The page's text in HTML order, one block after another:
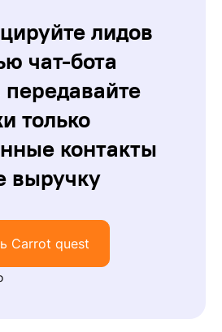
лидов
чат-бота
передавайте
только
контакты
выручку
Carrot quest